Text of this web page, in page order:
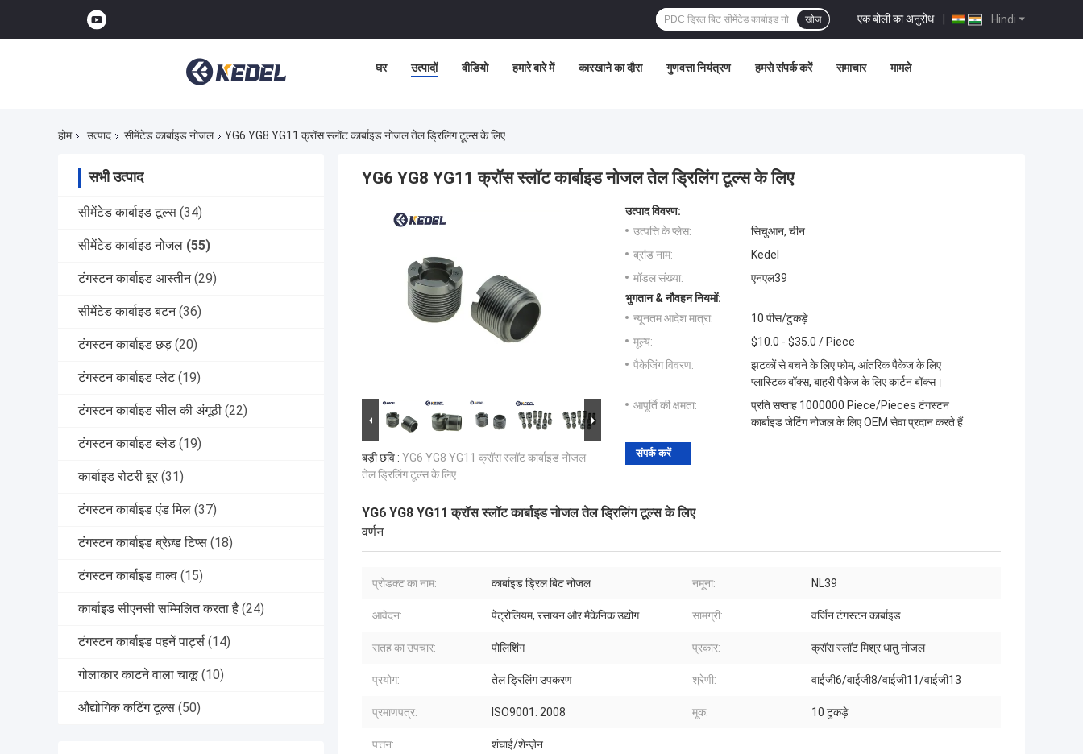
Hindi
एक बोली का अनुरोध |
खोज
घर उत्पादों वीडियो हमारे बारे में कारखाने का दौरा गुणवत्ता नियंत्रण हमसे संपर्क करें समाचार मामले
होम उत्पाद सीमेंटेड कार्बाइड नोजल YG6 YG8 YG11 क्रॉस स्लॉट कार्बाइड नोजल तेल ड्रिलिंग टूल्स के लिए
सभी उत्पाद
सीमेंटेड कार्बाइड टूल्स (34)
सीमेंटेड कार्बाइड नोजल (55)
टंगस्टन कार्बाइड आस्तीन (29)
सीमेंटेड कार्बाइड बटन (36)
टंगस्टन कार्बाइड छड़ (20)
टंगस्टन कार्बाइड प्लेट (19)
टंगस्टन कार्बाइड सील की अंगूठी (22)
टंगस्टन कार्बाइड ब्लेड (19)
कार्बाइड रोटरी बूर (31)
टंगस्टन कार्बाइड एंड मिल (37)
टंगस्टन कार्बाइड ब्रेज़्ड टिप्स (18)
टंगस्टन कार्बाइड वाल्व (15)
कार्बाइड सीएनसी सम्मिलित करता है (24)
टंगस्टन कार्बाइड पहनें पार्ट्स (14)
गोलाकार काटने वाला चाकू (10)
औद्योगिक कटिंग टूल्स (50)
YG6 YG8 YG11 क्रॉस स्लॉट कार्बाइड नोजल तेल ड्रिलिंग टूल्स के लिए
बड़ी छवि : YG6 YG8 YG11 क्रॉस स्लॉट कार्बाइड नोजल
तेल ड्रिलिंग टूल्स के लिए
उत्पाद विवरण:
उत्पत्ति के प्लेस:
सिचुआन, चीन
ब्रांड नाम:
Kedel
मॉडल संख्या:
एनएल39
भुगतान & नौवहन नियमों:
न्यूनतम आदेश मात्रा:
10 पीस/टुकड़े
मूल्य:
$10.0 - $35.0 / Piece
पैकेजिंग विवरण:
झटकों से बचने के लिए फोम, आंतरिक पैकेज के लिए
प्लास्टिक बॉक्स, बाहरी पैकेज के लिए कार्टन बॉक्स।
आपूर्ति की क्षमता:
प्रति सप्ताह 1000000 Piece/Pieces टंगस्टन
कार्बाइड जेटिंग नोजल के लिए OEM सेवा प्रदान करते हैं
संपर्क करें
YG6 YG8 YG11 क्रॉस स्लॉट कार्बाइड नोजल तेल ड्रिलिंग टूल्स के लिए
वर्णन
प्रोडक्ट का नाम: कार्बाइड ड्रिल बिट नोजल नमूना: NL39
आवेदन: पेट्रोलियम, रसायन और मैकेनिक उद्योग सामग्री: वर्जिन टंगस्टन कार्बाइड
सतह का उपचार: पोलिशिंग प्रकार: क्रॉस स्लॉट मिश्र धातु नोजल
प्रयोग: तेल ड्रिलिंग उपकरण श्रेणी: वाईजी6/वाईजी8/वाईजी11/वाईजी13
प्रमाणपत्र: ISO9001: 2008 मूक: 10 टुकड़े
पत्तन: शंघाई/शेन्ज़ेन